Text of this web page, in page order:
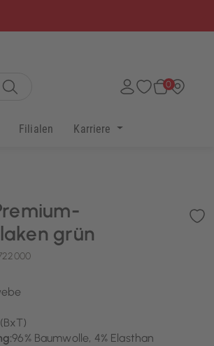
0
Filialen Karriere
grün
96% Baumwolle, 4% Elasthan